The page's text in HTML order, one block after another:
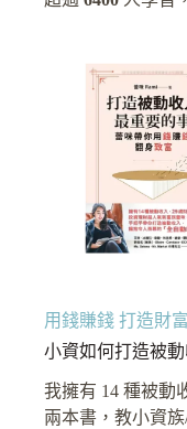
用錢賺錢 打造財
小資如何打造被
我擁有 14 種被動
兩本書，教小資